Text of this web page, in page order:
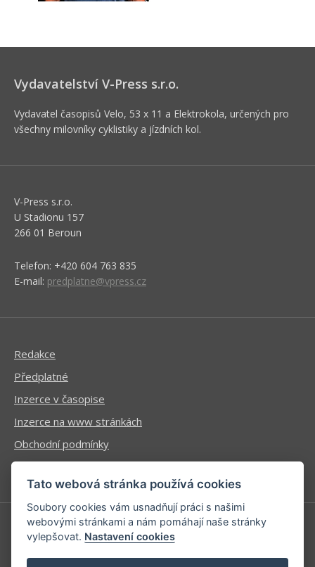
Vydavatelství V-Press s.r.o.
Vydavatel časopisů Velo, 53 x 11 a Elektrokola, určených pro
všechny milovníky cyklistiky a jízdních kol.
V-Press s.r.o.
U Stadionu 157
266 01 Beroun
Telefon: +420 604 763 835
E-mail: predplatne@vpress.cz
Redakce
Předplatné
Inzerce v časopise
Inzerce na www stránkách
Obchodní podmínky
Ochrana osobních údajů
Příhlášení | Registrace
Kontaktní informace
Tato webová stránka používá cookies
Soubory cookies vám usnadňují práci s našimi
webovými stránkami a nám pomáhají naše stránky
vylepšovat. Nastavení cookies